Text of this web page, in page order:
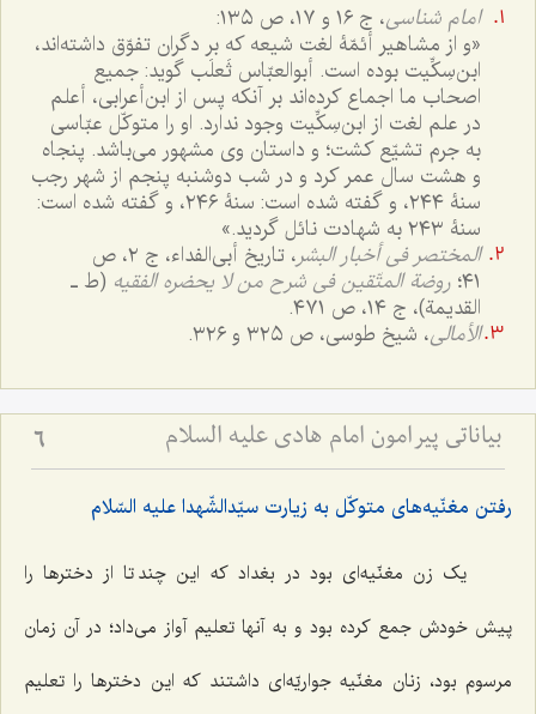
امام شناسی، ج ١٦ و ١٧، ص ١٣٥:
«و از مشاهیر أئمّۀ لغت شیعه که بر دگران تفوّق داشته‌اند،
ابن‌سِکِّیت بوده است. أبوالعبّاس ثَعلَب گوید: جمیع
اصحاب ما اجماع کرده‌اند بر آنکه پس از ابن‌أعرابی، أعلم
در علم لغت از ابن‌سِکِّیت وجود ندارد. او را متوکّل عبّاسی
به جرم تشیّع کشت؛ و داستان وی مشهور می‌باشد. پنجاه
و هشت سال عمر کرد و در شب دوشنبه پنجم از شهر رجب
سنۀ ٢٤٤، و گفته شده است: سنۀ ٢٤٦، و گفته شده است:
سنۀ ٢٤٣ به شهادت نائل گردید.»
المختصر فی أخبار البشر
، تاریخ أبی‌الفداء، ج ٢، ص
٤١؛ روضة المتّقین فی شرح من لا یحضره الفقیه (ط ـ
القدیمة)، ج ١٤، ص ٤٧١.
الأمالی، شیخ طوسی، ص ٣٢٥ و ٣٢٦.
بیاناتی پیرامون امام هادی علیه السلام 6
رفتن مغنّیه‌های متوکّل به زیارت سیّدالشّهدا علیه السّلام
یک زن مغنّیه‌ای بود در بغداد که این چند تا از دخترها را
پیش خودش جمع کرده بود و به آنها تعلیم آواز می‌داد؛ در آن زمان
مرسوم بود، زنان مغنّیه جواریّه‌ای داشتند که این دخترها را تعلیم